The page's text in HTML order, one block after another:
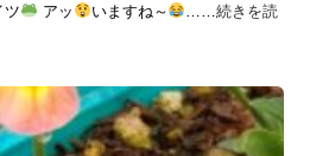
ツ
アッ いますね～ ……続きを読